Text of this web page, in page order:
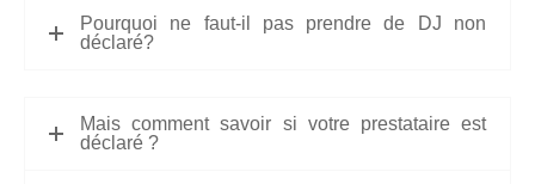
Pourquoi ne faut-il pas prendre de DJ non
déclaré?
Mais comment savoir si votre prestataire est
déclaré ?